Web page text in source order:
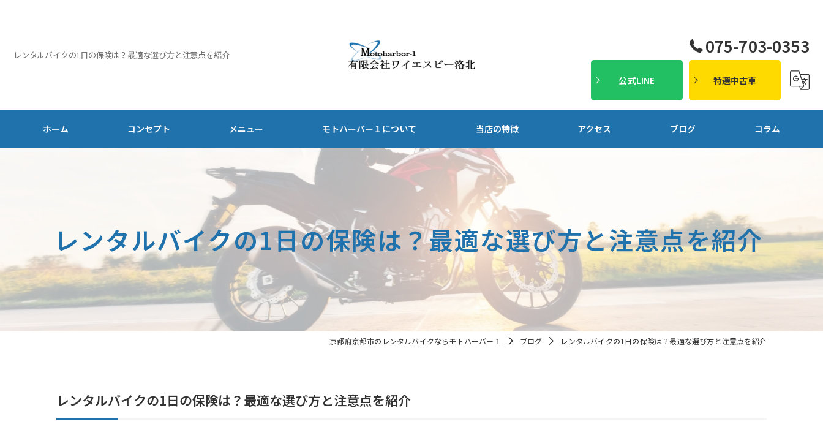
レンタルバイクの1日の保険は？最適な選び方と注意点を紹介 075-703-0353
公式LINE 特選中古車
ホーム コンセプト メニュー モトハーバー１について
安い
1週間
原付
当店の特徴
ホンダ
ヤマハ
スズキ
観光
北山のレンタルバイク
アクセス ブログ コラム
レンタルバイクの1日の保険は？最適な選び方と注意点を紹介
京都府京都市のレンタルバイクならモトハーバー１ ブログ レンタルバイクの1日の保険は？最適な選び方と注意点を紹介
レンタルバイクの1日の保険は？最適な選び方と注意点を紹介